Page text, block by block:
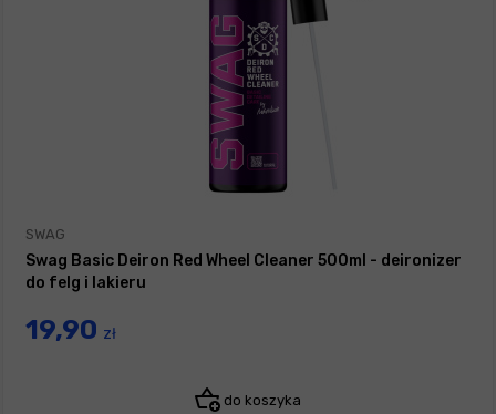
SWAG
Swag Basic Deiron Red Wheel Cleaner 500ml - deironizer
do felg i lakieru
19,90 zł
do koszyka